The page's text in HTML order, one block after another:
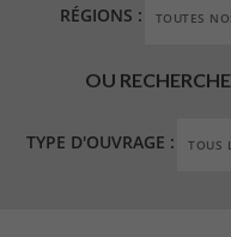
RÉGIONS :
OU
TYPE D'OUVRAGE :